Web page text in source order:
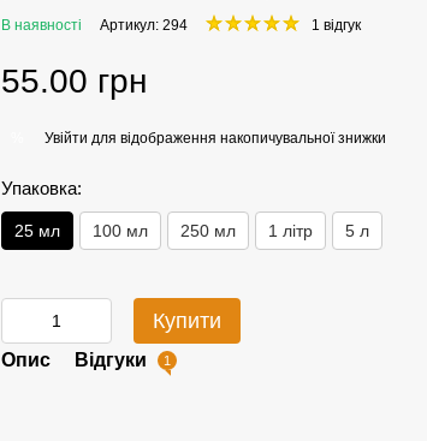
В наявності Артикул: 294 1 відгук
55.00 грн
Увійти для відображення накопичувальної знижки
Упаковка:
25 мл 100 мл 250 мл 1 літр 5 л
Купити
Опис Відгуки 1